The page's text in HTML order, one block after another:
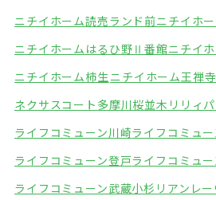
ニチイホーム読売ランド前ニチイホ
ニチイホームはるひ野Ⅱ番館ニチイ
ニチイホーム柿生 ニチイホーム王禅寺
ネクサスコート多摩川桜並木 リリィ
ライフコミューン川崎ライフコミュ
ライフコミューン登戸ライフコミュ
ライフコミューン武蔵小杉 リアンレ